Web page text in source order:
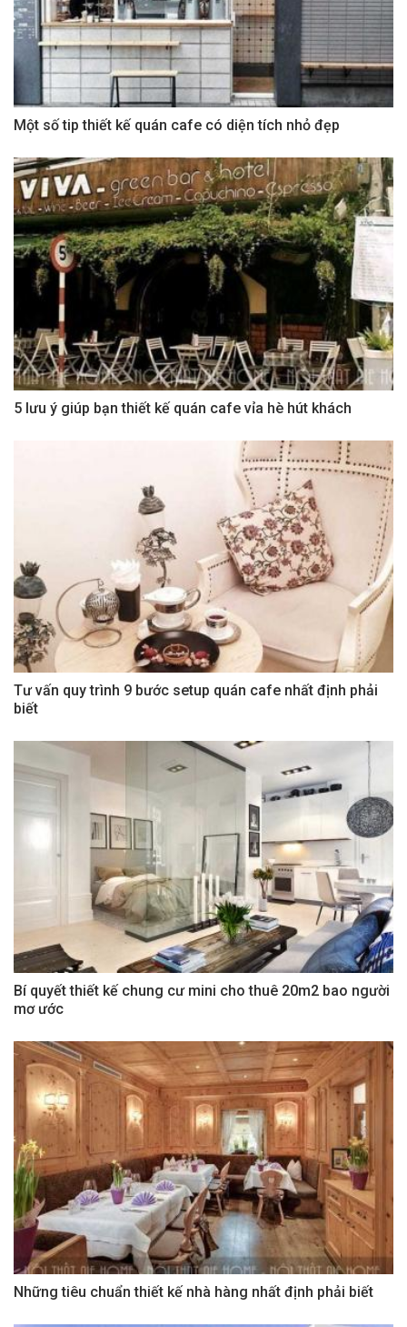
Một số tip thiết kế quán cafe có diện tích nhỏ đẹp
5 lưu ý giúp bạn thiết kế quán cafe vỉa hè hút khách
Tư vấn quy trình 9 bước setup quán cafe nhất định phải
biết
Bí quyết thiết kế chung cư mini cho thuê 20m2 bao người
mơ ước
Những tiêu chuẩn thiết kế nhà hàng nhất định phải biết